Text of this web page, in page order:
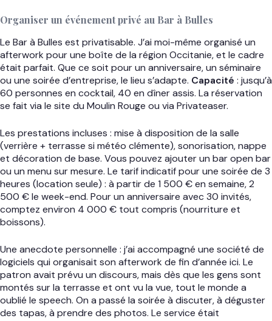
Organiser un événement privé au Bar à Bulles
Le Bar à Bulles est privatisable. J’ai moi-même organisé un
afterwork pour une boîte de la région Occitanie, et le cadre
était parfait. Que ce soit pour un anniversaire, un séminaire
ou une soirée d’entreprise, le lieu s’adapte. Capacité : jusqu’à
60 personnes en cocktail, 40 en dîner assis. La réservation
se fait via le site du Moulin Rouge ou via Privateaser.
Les prestations incluses : mise à disposition de la salle
(verrière + terrasse si météo clémente), sonorisation, nappe
et décoration de base. Vous pouvez ajouter un bar open bar
ou un menu sur mesure. Le tarif indicatif pour une soirée de 3
heures (location seule) : à partir de 1 500 € en semaine, 2
500 € le week-end. Pour un anniversaire avec 30 invités,
comptez environ 4 000 € tout compris (nourriture et
boissons).
Une anecdote personnelle : j’ai accompagné une société de
logiciels qui organisait son afterwork de fin d’année ici. Le
patron avait prévu un discours, mais dès que les gens sont
montés sur la terrasse et ont vu la vue, tout le monde a
oublié le speech. On a passé la soirée à discuter, à déguster
des tapas, à prendre des photos. Le service était